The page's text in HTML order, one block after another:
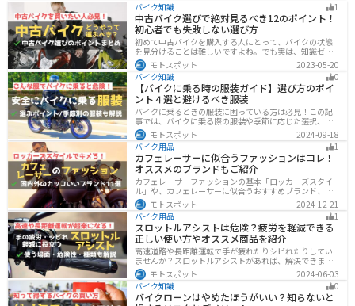
バイク知識 1
中古バイク選びで絶対見るべき12のポイント！
初心者でも失敗しない選び方
初めて中古バイクを購入する人にとって、バイクの状態
を見分けることは難しいですよね。でも実は、知識ゼロ
の初心者でも「12のポイント」に注目するだけで、中古
バイクの良し悪しを簡単に判断することができるんで
す！正しいポイントを押させて失敗しないバイク選びが
できるようになりましょう。
モトスポット
2023-05-20
バイク知識
0
【バイクに乗る時の服装ガイド】選び方のポイ
ント４選と避けるべき服装
バイクに乗るときの服装に困っている方は必見！この記
事では、バイクに乗る際の服装や季節に応じた選択、避
けるべき服装について解説しています。実は、安全性だ
けでなく、快適性も重要視することが大切です。この記
事を読めば、最適なバイクウェアを選ぶヒントが得られ
ます。
モトスポット
2024-09-18
バイク用品
1
カフェレーサーに似合うファッションはコレ！
オススメのブランドもご紹介
カフェレーサーファッションの基本「ロッカーズスタイ
ル」や、カフェレーサーに似合うおすすめブランド、定
番アイテムを詳しく紹介。個性を引き立てるコーデのコ
ツや季節に合ったアイテム選び、愛車とのマッチング方
法も解説します。
モトスポット
2024-12-21
バイク用品
1
スロットルアシストは危険？疲労を軽減できる
正しい使い方やオススメ商品を紹介
高速道路や長距離運転で手が疲れたりシビれたりしてい
ませんか？スロットルアシストがあれば、解決できま
す。この記事ではスロットルアシストを安全に使う場
面、危険性、種類、オススメの商品について解説しま
す。長距離運転をもっと楽にしたいと思っている人は参
考にしてください。
モトスポット
2024-06-03
バイク知識
0
バイクローンはやめたほうがいい？知らないと